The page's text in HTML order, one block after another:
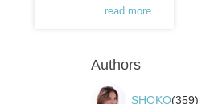
read more...
Authors
SHOKO(359)